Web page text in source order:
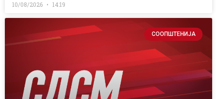
10/08/2026 14:19
СООПШТЕНИЈА